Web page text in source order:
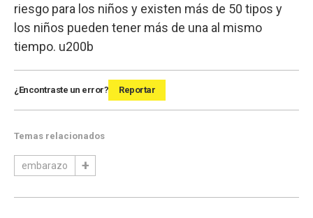
riesgo para los niños y existen más de 50 tipos y
los niños pueden tener más de una al mismo
tiempo. u200b
¿Encontraste un error? Reportar
Temas relacionados
embarazo